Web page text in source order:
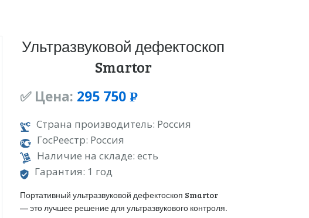
Ультразвуковой дефектоскоп
Smartor
✅ Цена: 295 750 Р
УБ.
Страна производитель: Россия
ГосРеестр: Россия
Наличие на складе: есть
Гарантия: 1 год
Портативный ультразвуковой дефектоскоп Smartor
— это лучшее решение для ультразвукового контроля.